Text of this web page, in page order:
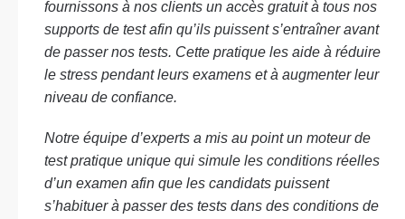
fournissons à nos clients un accès gratuit à tous nos
supports de test afin qu’ils puissent s’entraîner avant
de passer nos tests. Cette pratique les aide à réduire
le stress pendant leurs examens et à augmenter leur
niveau de confiance.
Notre équipe d’experts a mis au point un moteur de
test pratique unique qui simule les conditions réelles
d’un examen afin que les candidats puissent
s’habituer à passer des tests dans des conditions de